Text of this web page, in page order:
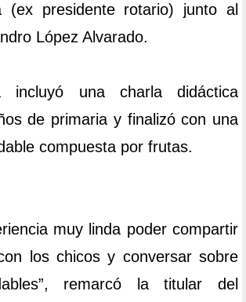
(ex presidente rotario) junto al
López Alvarado.
incluyó una charla didáctica
de primaria y finalizó con una
compuesta por frutas.
muy linda poder compartir
los chicos y conversar sobre
remarcó la titular del